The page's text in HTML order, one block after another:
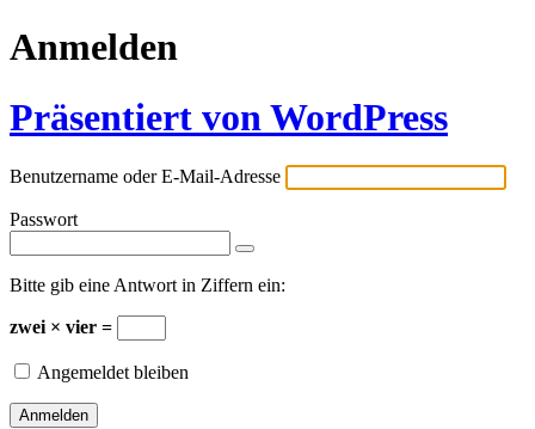
Anmelden
Präsentiert von WordPress
Benutzername oder E-Mail-Adresse
Passwort
Bitte gib eine Antwort in Ziffern ein:
zwei × vier =
Angemeldet bleiben